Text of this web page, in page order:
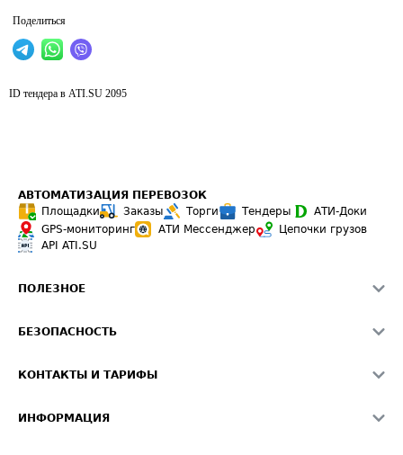
Поделиться
ID тендера в ATI.SU 2095
АВТОМАТИЗАЦИЯ ПЕРЕВОЗОК
Площадки
Заказы Торги Тендеры
АТИ-Доки
GPS-мониторинг
АТИ Мессенджер
Цепочки грузов
API ATI.SU
ПОЛЕЗНОЕ
Звезды ATI.SU на вашем сайте
Средние ставки
БЕЗОПАСНОСТЬ
Светофор+
КОНТАКТЫ И ТАРИФЫ
ИНФОРМАЦИЯ